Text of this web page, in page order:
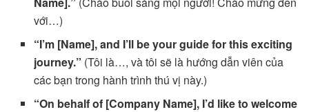
với…)
“I’m [Name], and I’ll be your guide for this exciting
journey.” (Tôi là…, và tôi sẽ là hướng dẫn viên của
các bạn trong hành trình thú vị này.)
“On behalf of [Company Name], I’d like to welcome